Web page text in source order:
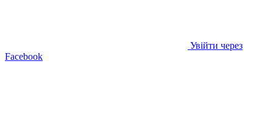
Увійти через
Facebook